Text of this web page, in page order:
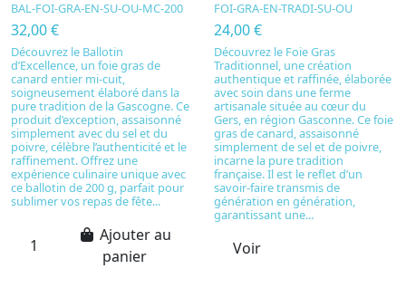
BAL-FOI-GRA-EN-SU-OU-MC-200
32,00 €
Découvrez le Ballotin
d’Excellence, un foie gras de
canard entier mi-cuit,
soigneusement élaboré dans la
pure tradition de la Gascogne. Ce
produit d’exception, assaisonné
simplement avec du sel et du
poivre, célèbre l’authenticité et le
raffinement. Offrez une
expérience culinaire unique avec
ce ballotin de 200 g, parfait pour
sublimer vos repas de fête...
Ajouter au
panier
FOI-GRA-EN-TRADI-SU-OU
24,00 €
Découvrez le Foie Gras
Traditionnel, une création
authentique et raffinée, élaborée
avec soin dans une ferme
artisanale située au cœur du
Gers, en région Gasconne. Ce foie
gras de canard, assaisonné
simplement de sel et de poivre,
incarne la pure tradition
française. Il est le reflet d’un
savoir-faire transmis de
génération en génération,
garantissant une...
Voir